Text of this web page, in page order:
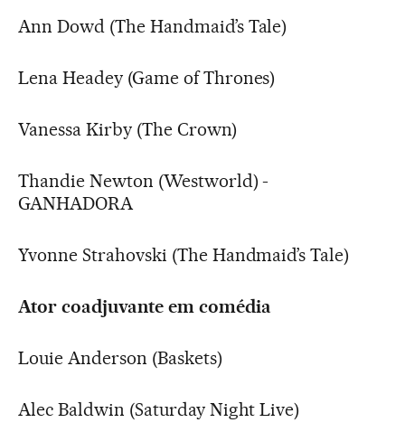
Ann Dowd (The Handmaid’s Tale)
Lena Headey (Game of Thrones)
Vanessa Kirby (The Crown)
Thandie Newton (Westworld) -
GANHADORA
Yvonne Strahovski (The Handmaid’s Tale)
Ator coadjuvante em comédia
Louie Anderson (Baskets)
Alec Baldwin (Saturday Night Live)